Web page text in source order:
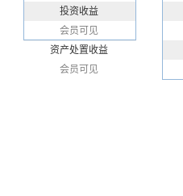
投资收益
会员可见
资产处置收益
会员可见